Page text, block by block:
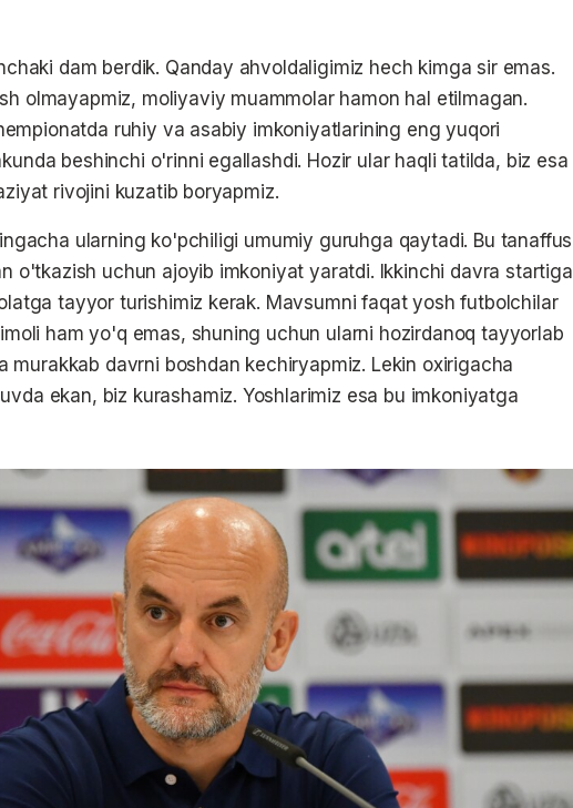
dam berdik. Qanday ahvoldaligimiz hech kimga sir emas.
olmayapmiz, moliyaviy muammolar hamon hal etilmagan.
ruhiy va asabiy imkoniyatlarining eng yuqori
beshinchi o'rinni egallashdi. Hozir ular haqli tatilda, biz esa
rivojini kuzatib boryapmiz.
ularning ko'pchiligi umumiy guruhga qaytadi. Bu tanaffus
o'tkazish uchun ajoyib imkoniyat yaratdi. Ikkinchi davra startiga
tayyor turishimiz kerak. Mavsumni faqat yosh futbolchilar
ham yo'q emas, shuning uchun ularni hozirdanoq tayyorlab
murakkab davrni boshdan kechiryapmiz. Lekin oxirigacha
ekan, biz kurashamiz. Yoshlarimiz esa bu imkoniyatga